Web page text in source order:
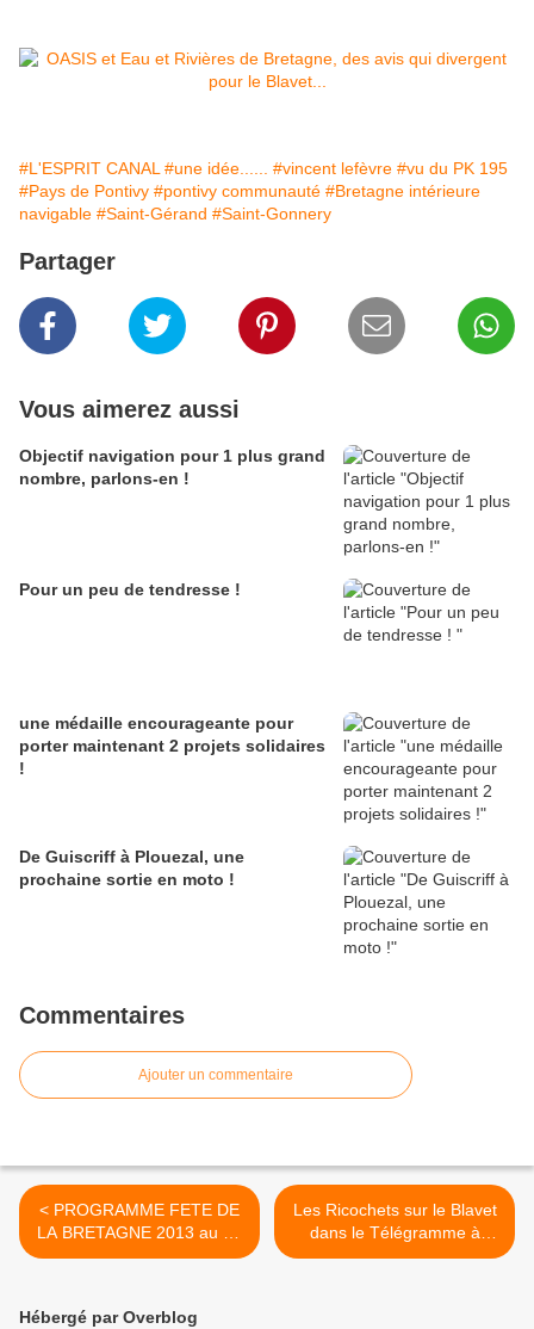
#L'ESPRIT CANAL #une idée...... #vincent lefèvre #vu du PK 195
#Pays de Pontivy #pontivy communauté #Bretagne intérieure
navigable #Saint-Gérand #Saint-Gonnery
Partager
Vous aimerez aussi
Objectif navigation pour 1 plus grand
nombre, parlons-en !
Pour un peu de tendresse !
une médaille encourageante pour
porter maintenant 2 projets solidaires
!
De Guiscriff à Plouezal, une
prochaine sortie en moto !
Commentaires
Ajouter un commentaire
< PROGRAMME FETE DE
LA BRETAGNE 2013 au Pk
195 sur le canal de Nantes
Les Ricochets sur le Blavet
dans le Télégramme à
Pontivy du 16 mars 2013...
Hébergé par Overblog